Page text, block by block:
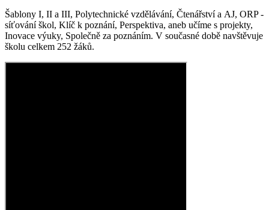
Šablony I, II a III, Polytechnické vzdělávání, Čtenářství a AJ, ORP -
síťování škol, Klíč k poznání, Perspektiva, aneb učíme s projekty,
Inovace výuky, Společně za poznáním. V současné době navštěvuje
školu celkem 252 žáků.